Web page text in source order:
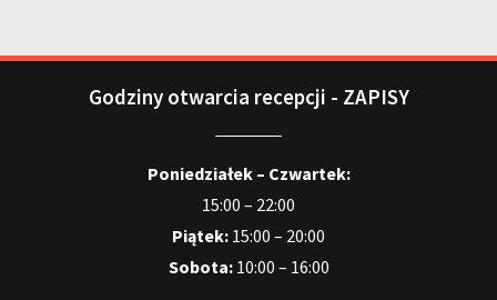
Godziny otwarcia recepcji - ZAPISY
Poniedziałek – Czwartek:
15:00 – 22:00
Piątek: 15:00 – 20:00
Sobota:10:00 – 16:00